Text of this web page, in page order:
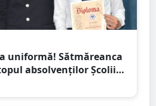
uniformă! Sătmăreanca
absolvenților Școlii